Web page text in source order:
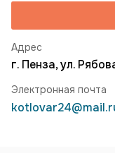
Адрес
г. Пенза, ул.
Электронная почта